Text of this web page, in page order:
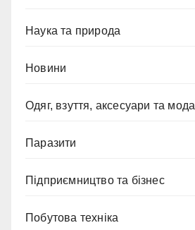
Наука та природа
Новини
Одяг, взуття, аксесуари та мода
Паразити
Підприємництво та бізнес
Побутова техніка